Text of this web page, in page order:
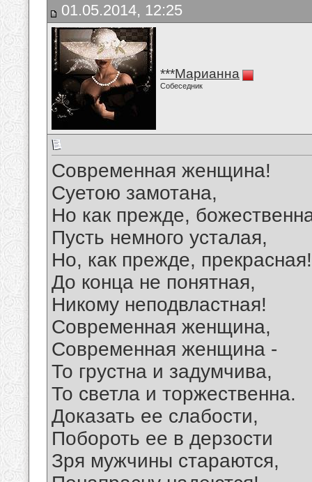
01.05.2014, 12:25
***Марианна
Собеседник
Современная женщина!
Суетою замотана,
Но как прежде,
Пусть немного усталая,
Но, как прежде, прекрасная!
До конца не понятная,
Никому неподвластная!
Современная женщина,
Современная женщина -
То грустна и задумчива,
То светла и торжественна.
Доказать ее слабости,
Побороть ее в дерзости
Зря мужчины стараются,